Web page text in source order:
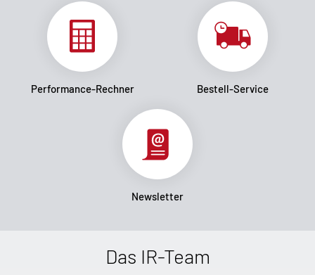
Performance-Rechner Bestell-Service
Newsletter
Das IR-Team